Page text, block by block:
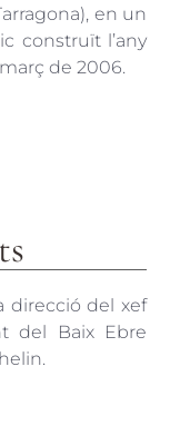
en un
construït l’any
de 2006.
direcció del xef
del Baix Ebre